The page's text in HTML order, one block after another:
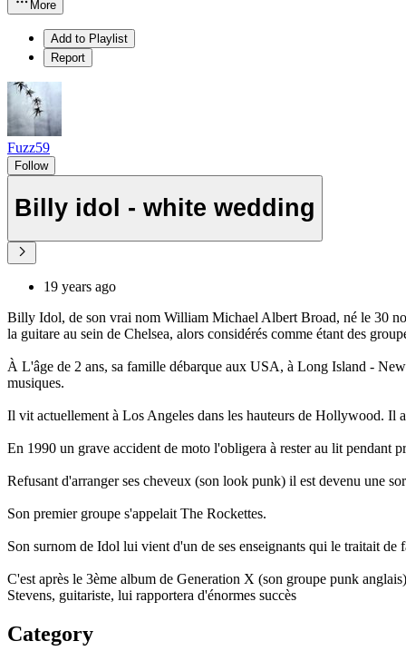
More
Add to Playlist
Report
Fuzz59
Follow
Billy idol - white wedding
19 years ago
Billy Idol, de son vrai nom William Michael Albert Broad, né le 30
la guitare au sein de Chelsea, alors considérés comme étant des
À L'âge de 2 ans, sa famille débarque aux USA, à Long Island -
musiques.
Il vit actuellement à Los Angeles dans les hauteurs de Hollywood. Il
En 1990 un grave accident de moto l'obligera à rester au lit
Refusant d'arranger ses cheveux (son look punk) il est devenu une
Son premier groupe s'appelait The Rockettes.
Son surnom de Idol lui vient d'un de ses enseignants qui le traitait
C'est après le 3ème album de Generation X (son groupe punk
Stevens, guitariste, lui rapportera d'énormes succès
Category